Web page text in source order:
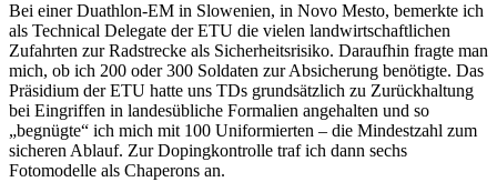
Bei einer Duathlon-EM in Slowenien, in Novo Mesto, bemerkte ich
als Technical Delegate der ETU die vielen landwirtschaftlichen
Zufahrten zur Radstrecke als Sicherheitsrisiko. Daraufhin fragte man
mich, ob ich 200 oder 300 Soldaten zur Absicherung benötigte. Das
Präsidium der ETU hatte uns TDs grundsätzlich zu Zurückhaltung
bei Eingriffen in landesübliche Formalien angehalten und so
„begnügte“ ich mich mit 100 Uniformierten – die Mindestzahl zum
sicheren Ablauf. Zur Dopingkontrolle traf ich dann sechs
Fotomodelle als Chaperons an.